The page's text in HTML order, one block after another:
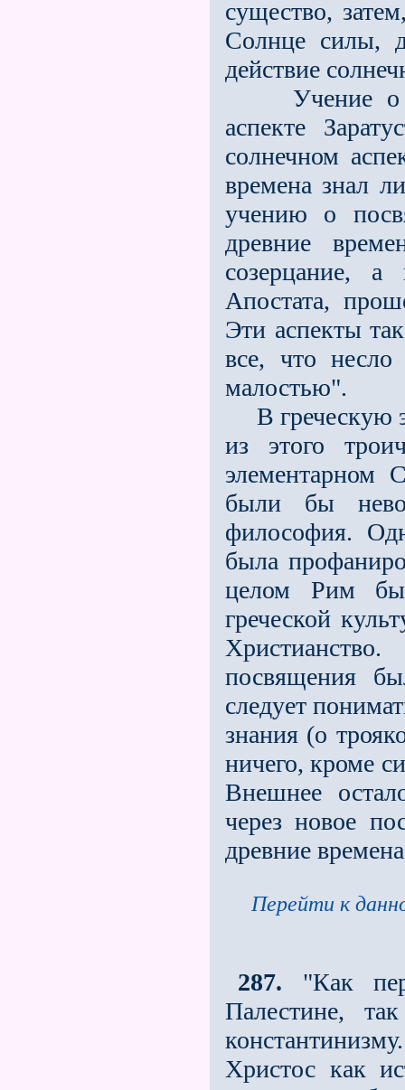
существо,
Солнце силы,
действие
Учение о
аспекте
солнечном
времена знал
учению о
древние
созерцание,
Апостата,
Эти аспекты
всe, что несло
малостью".
В греческую
из этого
элементарном
были бы
философия.
была
целом Рим
греческой
посвящения
следует
знания (о
ничего, кроме
Внешнее
через новое
древние
Перейти к
287. "Как
Палестине,
Христос как